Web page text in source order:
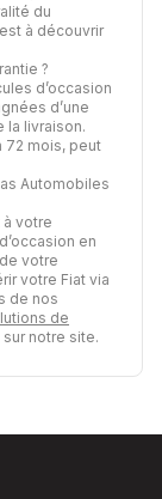
du
est à découvrir
?
d’occasion
d’une
la livraison.
72 mois, peut
Automobiles
votre
en
votre
votre Fiat via
de nos
de
notre site.